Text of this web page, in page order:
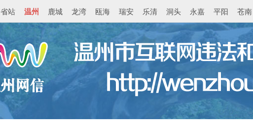
省站 温州 鹿城 龙湾 瓯海 瑞安 乐清 洞头 永嘉 平阳 苍南